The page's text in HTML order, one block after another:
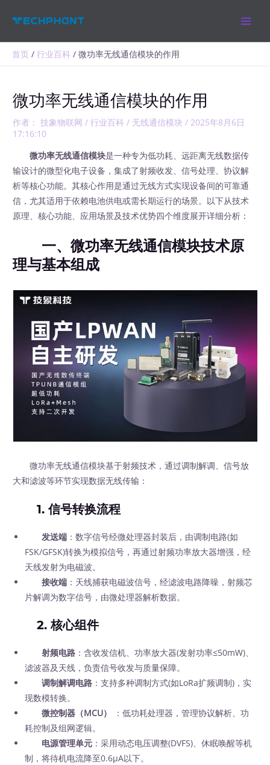
首页 行业百科 微功率无线通信模块的作用
微功率无线通信模块的作用
作者： 技象物联网/行业百科 / 无线通信模块 /2025年8月6日
17:16:10
微功率无线通信模块是一种专为低功耗、远距离无线数据传
输设计的微型化电子设备，集成了射频收发、信号处理、协议解
析等核心功能。其核心作用是通过无线方式实现设备间的可靠通
信，尤其适用于依赖电池供电或需长期运行的场景。以下从技术
原理、核心功能、应用场景及技术优势四个维度展开详细分析：
一、微功率无线通信模块技术原
理与基本组成
微功率无线通信模块基于射频技术，通过调制解调、信号放
大和滤波等环节实现数据无线传输：
1.信号转换流程
发送端 ：数字信号经微处理器封装后，由调制电路(如
FSK/GFSK)转换为模拟信号，再通过射频功率放大器增强，经
天线发射为电磁波。
接收端 ：天线捕获电磁波信号，经滤波电路降噪，射频芯
片解调为数字信号，由微处理器解析数据。
2.核心组件
射频电路 ：含收发信机、功率放大器(发射功率≤50mW)、
滤波器及天线，负责信号收发与质量保障。
调制解调电路 ：支持多种调制方式(如LoRa扩频调制)，实
现数模转换。
微控制器（MCU）
：低功耗处理器，管理协议解析、功
耗控制及组网逻辑。
电源管理单元 ：采用动态电压调整(DVFS)、休眠唤醒等机
制，将待机电流降至0.6μA以下。